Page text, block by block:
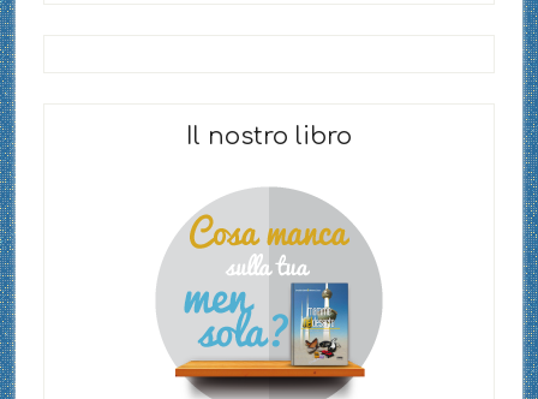
Il nostro libro